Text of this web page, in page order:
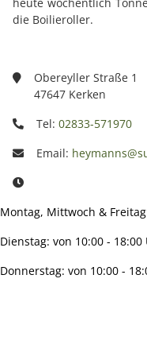
die Boilieroller.
Obereyller Straße 1
47647 Kerken
Tel: 02833-571970
Email:
Montag, Mittwoch &
Dienstag: von 10:00 -
Donnerstag: von 10:00 -